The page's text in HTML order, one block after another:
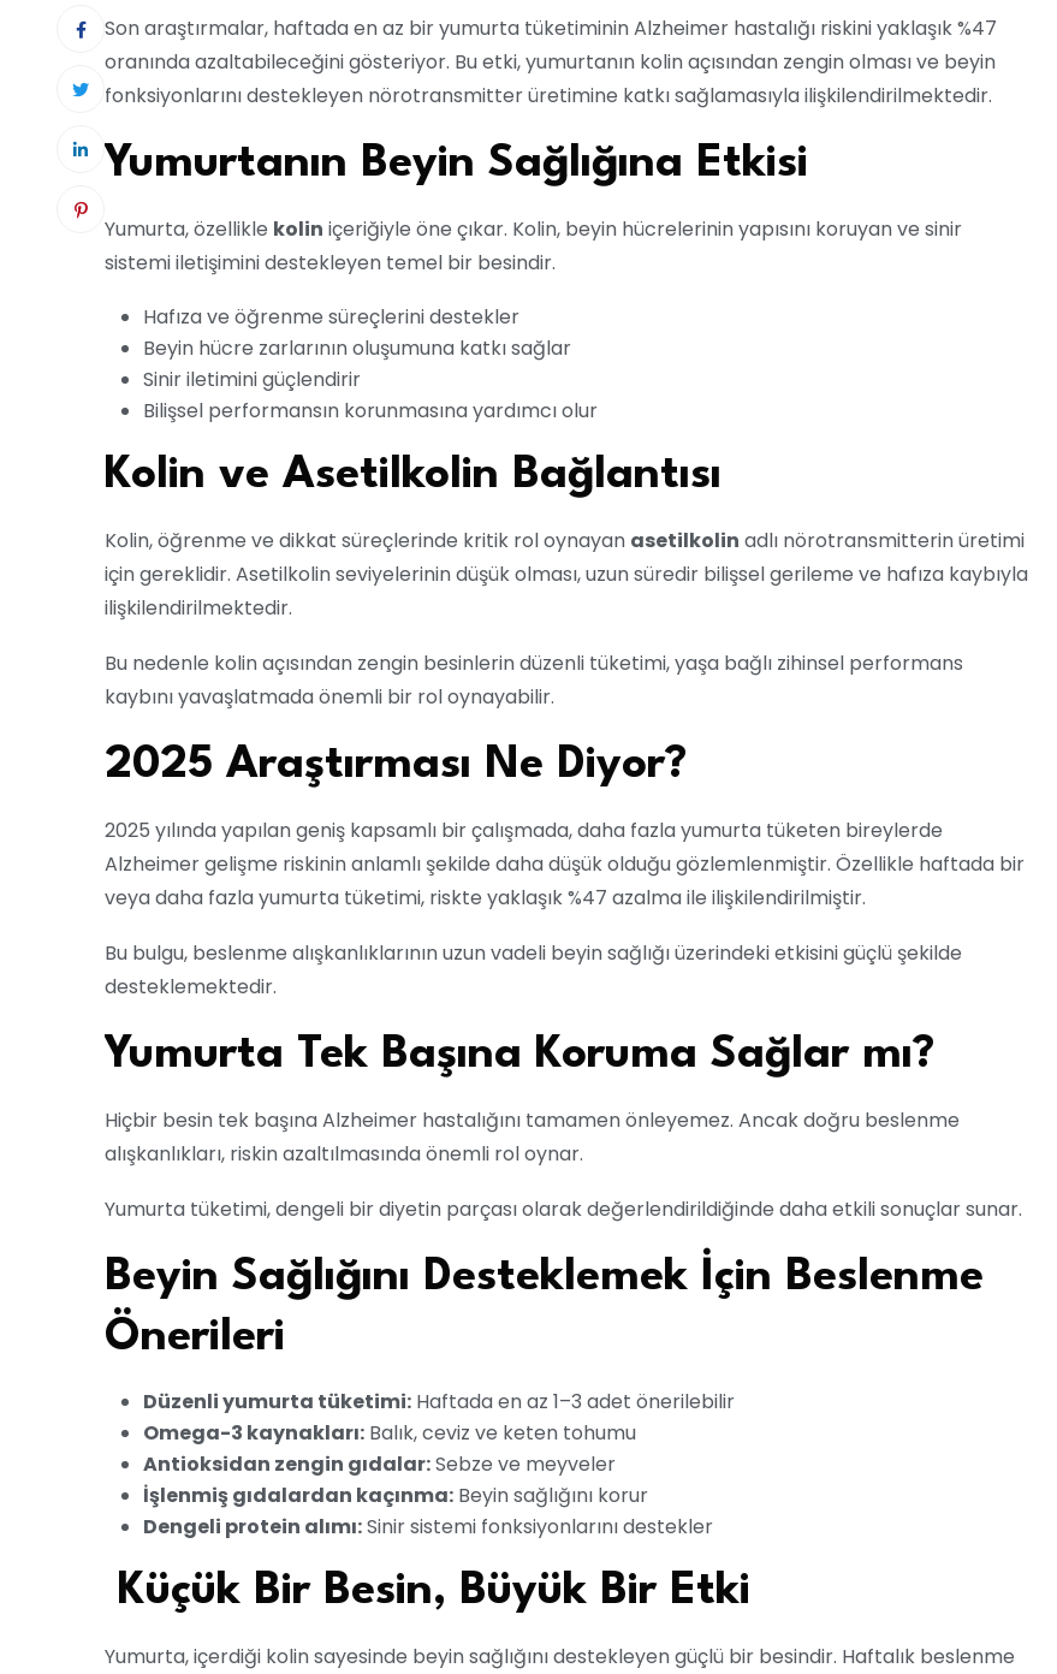
Son araştırmalar, haftada en az bir yumurta tüketiminin Alzheimer hastalığı riskini yaklaşık %47
oranında azaltabileceğini gösteriyor. Bu etki, yumurtanın kolin açısından zengin olması ve beyin
fonksiyonlarını destekleyen nörotransmitter üretimine katkı sağlamasıyla ilişkilendirilmektedir.
Yumurtanın Beyin Sağlığına Etkisi
Yumurta, özellikle kolin içeriğiyle öne çıkar. Kolin, beyin hücrelerinin yapısını koruyan ve sinir
sistemi iletişimini destekleyen temel bir besindir.
Hafıza ve öğrenme süreçlerini destekler
Beyin hücre zarlarının oluşumuna katkı sağlar
Sinir iletimini güçlendirir
Bilişsel performansın korunmasına yardımcı olur
Kolin ve Asetilkolin Bağlantısı
Kolin, öğrenme ve dikkat süreçlerinde kritik rol oynayan asetilkolin adlı nörotransmitterin üretimi
için gereklidir. Asetilkolin seviyelerinin düşük olması, uzun süredir bilişsel gerileme ve hafıza kaybıyla
ilişkilendirilmektedir.
Bu nedenle kolin açısından zengin besinlerin düzenli tüketimi, yaşa bağlı zihinsel performans
kaybını yavaşlatmada önemli bir rol oynayabilir.
2025 Araştırması Ne Diyor?
2025 yılında yapılan geniş kapsamlı bir çalışmada, daha fazla yumurta tüketen bireylerde
Alzheimer gelişme riskinin anlamlı şekilde daha düşük olduğu gözlemlenmiştir. Özellikle haftada bir
veya daha fazla yumurta tüketimi, riskte yaklaşık %47 azalma ile ilişkilendirilmiştir.
Bu bulgu, beslenme alışkanlıklarının uzun vadeli beyin sağlığı üzerindeki etkisini güçlü şekilde
desteklemektedir.
Yumurta Tek Başına Koruma Sağlar mı?
Hiçbir besin tek başına Alzheimer hastalığını tamamen önleyemez. Ancak doğru beslenme
alışkanlıkları, riskin azaltılmasında önemli rol oynar.
Yumurta tüketimi, dengeli bir diyetin parçası olarak değerlendirildiğinde daha etkili sonuçlar sunar.
Beyin Sağlığını Desteklemek İçin Beslenme
Önerileri
Düzenli yumurta tüketimi: Haftada en az 1–3 adet önerilebilir
Omega-3 kaynakları: Balık, ceviz ve keten tohumu
Antioksidan zengin gıdalar:Sebze ve meyveler
İşlenmiş gıdalardan kaçınma: Beyin sağlığını korur
Dengeli protein alımı:Sinir sistemi fonksiyonlarını destekler
Küçük Bir Besin, Büyük Bir Etki
Yumurta, içerdiği kolin sayesinde beyin sağlığını destekleyen güçlü bir besindir. Haftalık beslenme